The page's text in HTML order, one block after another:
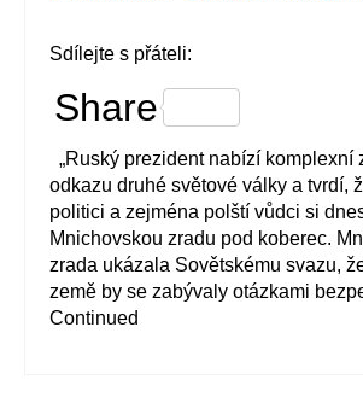
Sdílejte s přáteli:
Share
„Ruský prezident nabízí komplexní
odkazu druhé světové války a tvrdí,
politici a zejména polští vůdci si
Mnichovskou zradu pod koberec.
zrada ukázala Sovětskému svazu,
země by se zabývaly otázkami
Continued